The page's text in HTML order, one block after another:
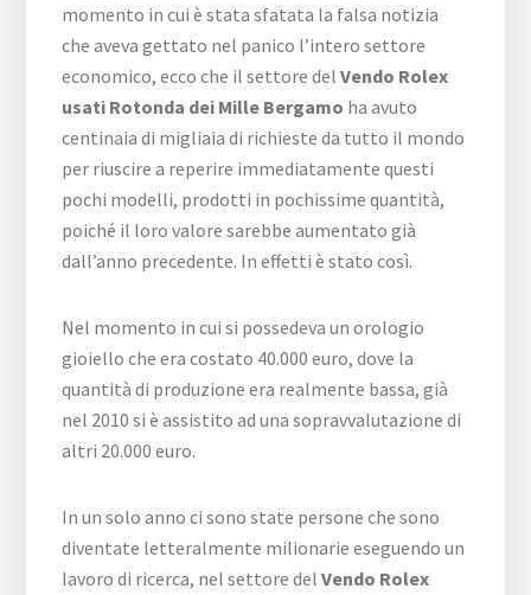
momento in cui è stata sfatata la falsa notizia
che aveva gettato nel panico l’intero settore
economico, ecco che il settore delVendo Rolex
usati Rotonda dei Mille Bergamo ha avuto
centinaia di migliaia di richieste da tutto il mondo
per riuscire a reperire immediatamente questi
pochi modelli, prodotti in pochissime quantità,
poiché il loro valore sarebbe aumentato già
dall’anno precedente. In effetti è stato così.
Nel momento in cui si possedeva un orologio
gioiello che era costato 40.000 euro, dove la
quantità di produzione era realmente bassa, già
nel 2010 si è assistito ad una sopravvalutazione di
altri 20.000 euro.
In un solo anno ci sono state persone che sono
diventate letteralmente milionarie eseguendo un
lavoro di ricerca, nel settore delVendo Rolex